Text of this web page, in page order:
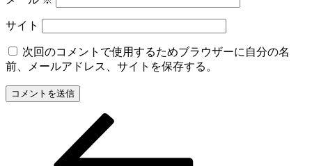
サイト
次回のコメントで使用するためブラウザーに自分の名
前、メールアドレス、サイトを保存する。